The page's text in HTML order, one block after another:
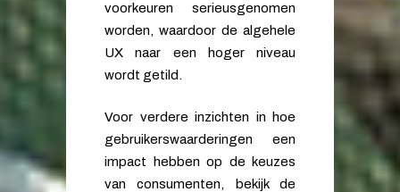
voorkeuren serieusgenomen
worden, waardoor de algehele
UX naar een hoger niveau
wordt getild.
Voor verdere inzichten in hoe
gebruikerswaarderingen een
impact hebben op de keuzes
van consumenten, bekijk de